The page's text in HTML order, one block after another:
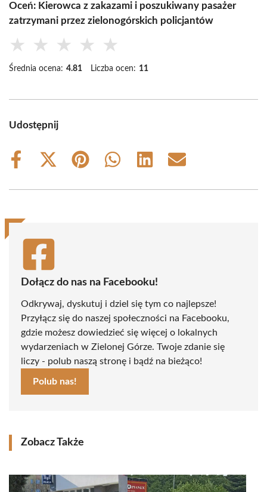
Oceń: Kierowca z zakazami i poszukiwany pasażer
zatrzymani przez zielonogórskich policjantów
★ ★ ★ ★ ★
Średnia ocena: 4.81 Liczba ocen: 11
Udostępnij
Share
Share
(Twitter)
Share
Share
Share
Share
Dołącz do nas na Facebooku!
Odkrywaj, dyskutuj i dziel się tym co najlepsze!
Przyłącz się do naszej społeczności na Facebooku,
gdzie możesz dowiedzieć się więcej o lokalnych
wydarzeniach w Zielonej Górze. Twoje zdanie się
liczy - polub naszą stronę i bądź na bieżąco!
Polub nas!
Zobacz Także